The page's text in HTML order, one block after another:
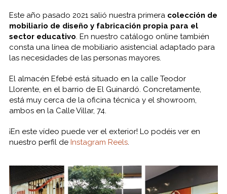
Este año pasado 2021 salió nuestra primera colección de
mobiliario de diseño y fabricación propia para el
sector educativo. En nuestro catálogo online también
consta una línea de mobiliario asistencial adaptado para
las necesidades de las personas mayores.
El almacén Efebé está situado en la calle Teodor
Llorente, en el barrio de El Guinardó. Concretamente,
está muy cerca de la oficina técnica y el showroom,
ambos en la Calle Villar, 74.
¡En este vídeo puede ver el exterior! Lo podéis ver en
nuestro perfil de Instagram Reels.